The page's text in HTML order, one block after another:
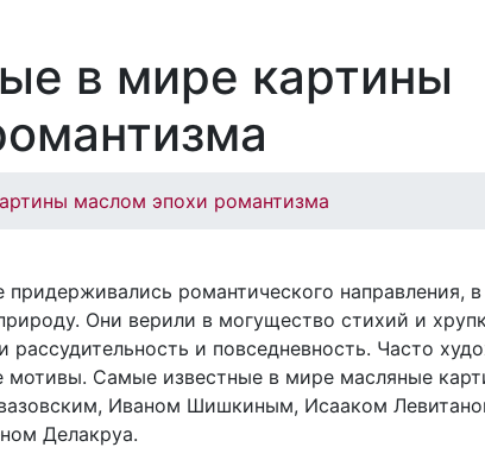
в мире картины
маслом эпохи романтизма
романтического направления, в
Они верили в могущество стихий и
рассудительность и повседневность. Часто
мотивы. Самые известные в мире масляные
Иваном Шишкиным, Исааком
Делакруа.